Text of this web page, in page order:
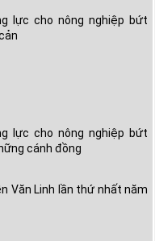
lực cho nông nghiệp bứt
lực cho nông nghiệp bứt
cánh đồng
Văn Linh lần thứ nhất năm